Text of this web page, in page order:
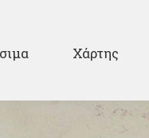
Χάρτης